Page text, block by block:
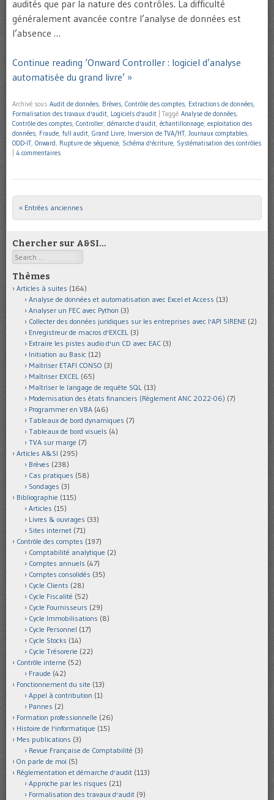
audités que par la nature des contrôles. La difficulté
généralement avancée contre l’analyse de données est
l’absence …
Continue reading ‘Onward Controller : logiciel d’analyse
automatisée du grand livre’ »
Archivé sous Audit de données, Brèves, Contrôle des comptes, Extractions de données,
Formalisation des travaux d'audit, Logiciels d'audit Taggé Analyse de données,
Contrôle des comptes, Controller, démarche d'audit, échantillonnage, exploitation des
données, Fraude, full audit, Grand Livre, Inversion de TVA/HT, Journaux comptables,
ODD-IT, Onward, Rupture de séquence, Schéma d'écriture, Systématisation des contrôles
4 commentaires
Post navigation
« Entrées anciennes
Chercher sur A&SI…
Search
Thèmes
Articles à suites (164)
Analyse de données et automatisation avec Excel et Access (13)
Analyser un FEC avec Python (3)
Collecter des données juridiques sur les entreprises avec l'API SIRENE (2)
Enregistreur de macros d'EXCEL (3)
Extraire les pistes audio d'un CD avec EAC (3)
Initiation au Basic (12)
Maîtriser ETAFI CONSO (3)
Maîtriser EXCEL (65)
Maîtriser le langage de requête SQL (13)
Modernisation des états financiers (Règlement ANC 2022-06) (7)
Programmer en VBA (46)
Tableaux de bord dynamiques (7)
Tableaux de bord visuels (4)
TVA sur marge (7)
Articles A&SI (295)
Brèves (238)
Cas pratiques (58)
Sondages (3)
Bibliographie (115)
Articles (15)
Livres & ouvrages (33)
Sites internet (71)
Contrôle des comptes (197)
Comptabilité analytique (2)
Comptes annuels (47)
Comptes consolidés (35)
Cycle Clients (28)
Cycle Fiscalité (52)
Cycle Fournisseurs (29)
Cycle Immobilisations (8)
Cycle Personnel (17)
Cycle Stocks (14)
Cycle Trésorerie (22)
Contrôle interne (52)
Fraude (42)
Fonctionnement du site (13)
Appel à contribution (1)
Pannes (2)
Formation professionnelle (26)
Histoire de l'informatique (15)
Mes publications (3)
Revue Française de Comptabilité (3)
On parle de moi (5)
Réglementation et démarche d'audit (113)
Approche par les risques (21)
Formalisation des travaux d'audit (9)